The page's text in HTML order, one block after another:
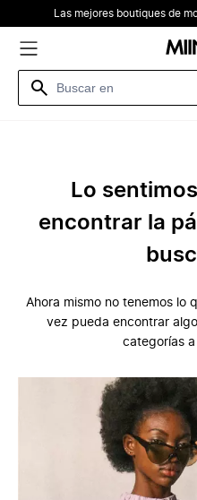
Las mejores boutiques de
Lo
encontrar la
Ahora mismo no tenemos lo
vez pueda encontrar
categorías